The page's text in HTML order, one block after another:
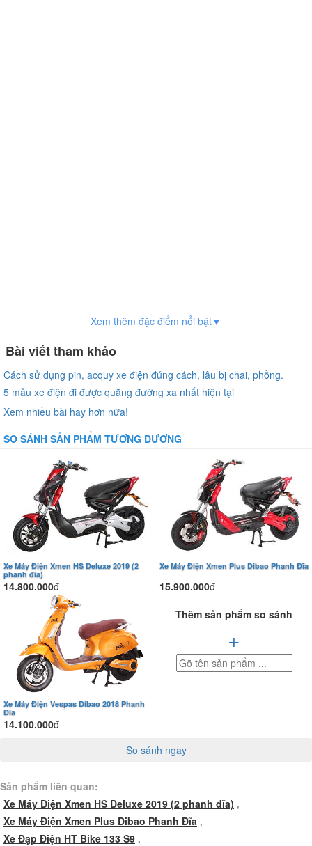
Xem thêm đặc điểm nổi bật▼
Bài viết tham khảo
Cách sử dụng pin, acquy xe điện đúng cách, lâu bị chai, phồng.
5 mẫu xe điện đi được quãng đường xa nhất hiện tại
Xem nhiều bài hay hơn nữa!
SO SÁNH SẢN PHẨM TƯƠNG ĐƯƠNG
Xe Máy Điện Xmen HS Deluxe 2019 (2
phanh đĩa)
14.800.000đ
Xe Máy Điện Xmen Plus Dibao Phanh Đĩa
15.900.000đ
Xe Máy Điện Vespas Dibao 2018 Phanh
Đĩa
14.100.000đ
Thêm sản phẩm so sánh
+
So sánh ngay
Sản phẩm liên quan:
Xe Máy Điện Xmen HS Deluxe 2019 (2 phanh đĩa) ,
Xe Máy Điện Xmen Plus Dibao Phanh Đĩa ,
Xe Đạp Điện HT Bike 133 S9 ,